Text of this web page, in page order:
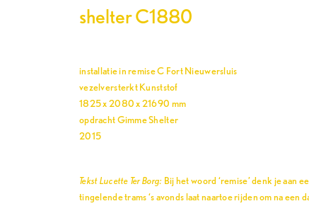
shelter C1880
installatie in remise C Fort Nieuwersluis
vezelversterkt Kunststof
1825 x 2080 x 21690 mm
opdracht Gimme Shelter
2015
Tekst Lucette Ter Borg: Bij het woord ‘remise’ denk je aan
tingelende trams ‘s avonds laat naartoe rijden om na een